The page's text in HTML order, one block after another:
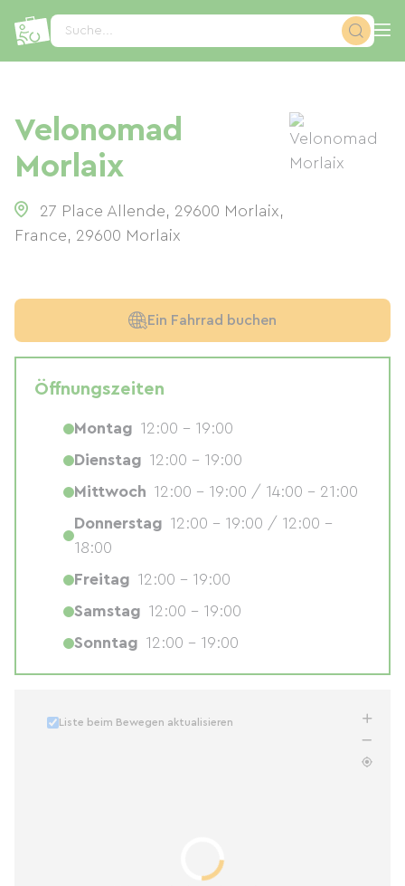
Suche...
Velonomad
Morlaix
27 Place Allende, 29600 Morlaix,
France, 29600 Morlaix
Liste beim Bewegen aktualisieren
Ein Fahrrad buchen
Öffnungszeiten
Montag 12:00 - 19:00
Dienstag 12:00 - 19:00
Mittwoch 12:00 - 19:00 / 14:00 - 21:00
Donnerstag 12:00 - 19:00 / 12:00 -
18:00
Freitag 12:00 - 19:00
Samstag 12:00 - 19:00
Sonntag 12:00 - 19:00
Cookie-Einstellungen